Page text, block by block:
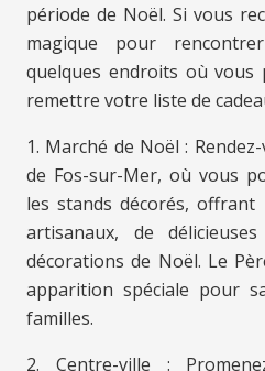
période de Noël. Si vous
magique pour
quelques endroits où
remettre votre liste de
1. Marché de Noël :
de Fos-sur-Mer, où vous
les stands décorés,
artisanaux, de
décorations de Noël. Le
apparition spéciale pour
familles.
2. Centre-ville :